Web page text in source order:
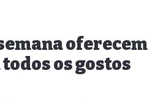
oferecem
os gostos